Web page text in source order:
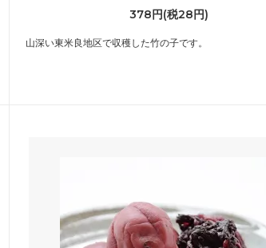
378円(税28円)
山深い東米良地区で収穫した竹の子です。